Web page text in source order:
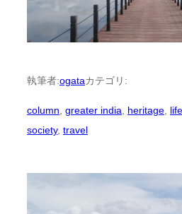
執筆者:ogataカテゴリ:
column greater india heritage life
society, travel